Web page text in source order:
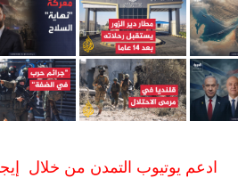
ادعم يوتيوب التمدن من خلال إيجاد